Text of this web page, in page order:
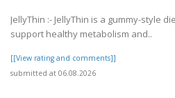
JellyThin :- JellyThin is a gummy-style
support healthy metabolism and..
[[View rating and comments]]
submitted at 06.08.2026